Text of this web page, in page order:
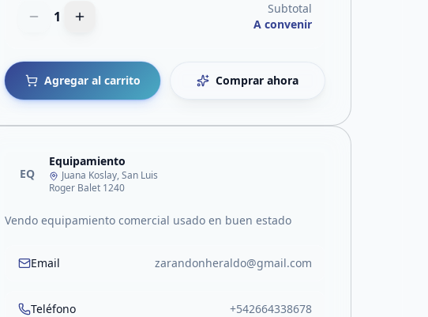
1
Subtotal
A convenir
Agregar al carrito Comprar ahora
EQ
Equipamiento
Juana Koslay, San Luis
Roger Balet 1240
Vendo equipamiento comercial usado en buen estado
Email zarandonheraldo@gmail.com
Teléfono +542664338678